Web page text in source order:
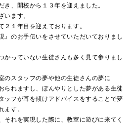
き、開校から１３年を迎えました。
います。
１年目を迎えております。
』のお手伝いをさせていただいておりまし
かっていない生徒さんも多く見て参りまし
のスタッフの夢や他の生徒さんの夢に
られますし、ぼんやりとした夢がある生徒
ッフが耳を傾けアドバイスをすることで夢
ます。
それを実現した際に、教室に遊びに来てく